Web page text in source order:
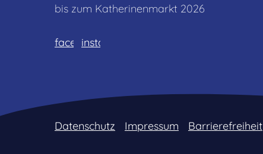
bis zum Katherinenmarkt 2026
facebookinstagram
Datenschutz Impressum Barrierefreiheit